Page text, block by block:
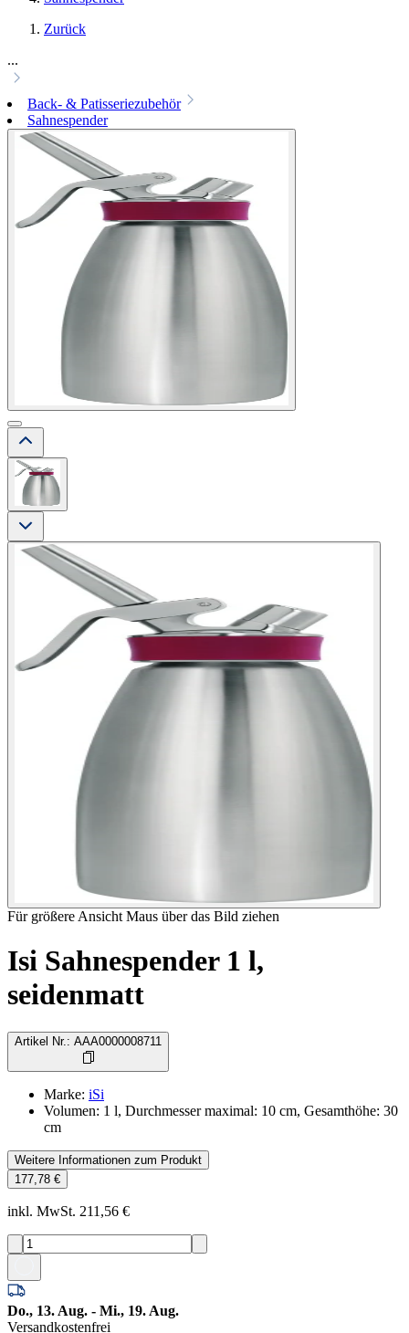
Zurück
...
Back- & Patisseriezubehör
Sahnespender
Für größere Ansicht Maus über das Bild ziehen
Isi Sahnespender 1 l,
seidenmatt
Artikel Nr. : AAA0000008711
Marke: iSi
Volumen: 1 l, Durchmesser maximal: 10 cm, Gesamthöhe: 30
cm
Weitere Informationen zum Produkt
177,78 €
inkl. MwSt. 211,56 €
Do., 13. Aug. - Mi., 19. Aug.
Versandkostenfrei